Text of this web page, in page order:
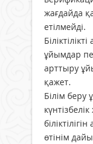
жағдайда
етілмейді.
ұйымдар
арттыру
қажет.
Білім
өтінім